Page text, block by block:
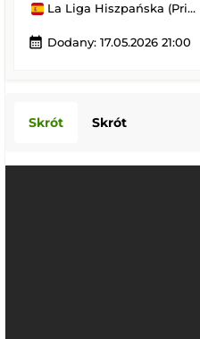
La Liga Hiszpańska (Primera Division)
calendar_month Dodany: 17.05.2026 21:00
Skrót Skrót